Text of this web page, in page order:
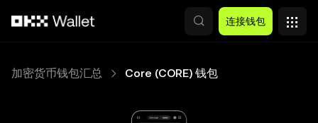
连接钱包
加密货币钱包汇总 Core (CORE) 钱包